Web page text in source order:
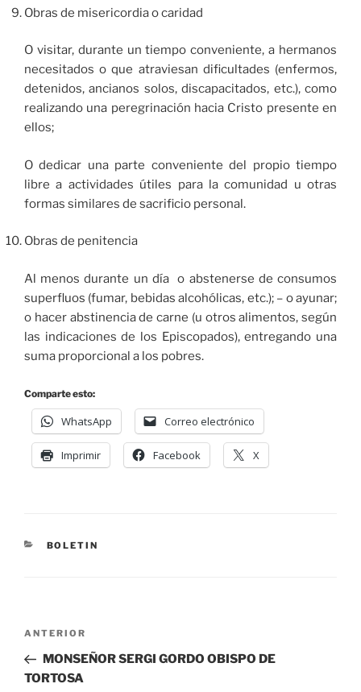
Obras de misericordia o caridad
O visitar, durante un tiempo conveniente, a hermanos
necesitados o que atraviesan dificultades (enfermos,
detenidos, ancianos solos, discapacitados, etc.), como
realizando una peregrinación hacia Cristo presente en
ellos;
O dedicar una parte conveniente del propio tiempo
libre a actividades útiles para la comunidad u otras
formas similares de sacrificio personal.
Obras de penitencia
Al menos durante un día o abstenerse de consumos
superfluos (fumar, bebidas alcohólicas, etc.); – o ayunar;
o hacer abstinencia de carne (u otros alimentos, según
las indicaciones de los Episcopados), entregando una
suma proporcional a los pobres.
Comparte esto:
WhatsApp Correo electrónico
Imprimir Facebook X
BOLETIN
ANTERIOR
MONSEÑOR SERGI GORDO OBISPO DE
TORTOSA